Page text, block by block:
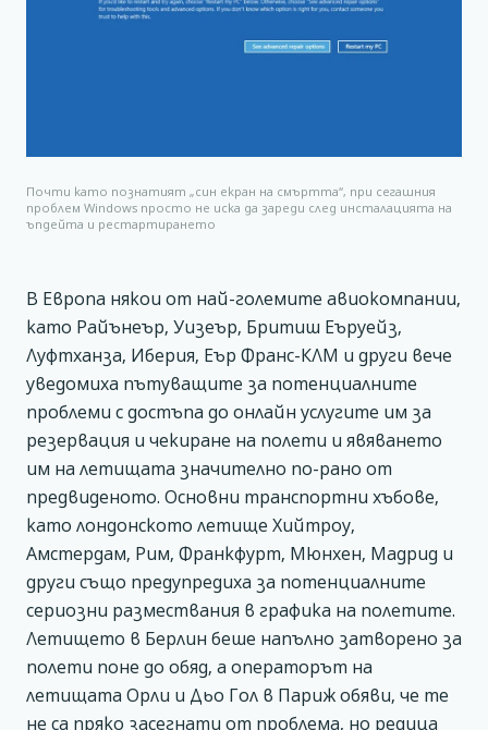
Почти като познатият „син екран на смъртта“, при сегашния
проблем Windows просто не иска да зареди след инсталацията на
ъпдейта и рестартирането
В Европа някои от най-големите авиокомпании,
като Райънеър, Уизеър, Бритиш Еъруейз,
Луфтханза, Иберия, Еър Франс-КЛМ и други вече
уведомиха пътуващите за потенциалните
проблеми с достъпа до онлайн услугите им за
резервация и чекиране на полети и явяването
им на летищата значително по-рано от
предвиденото. Основни транспортни хъбове,
като лондонското летище Хийтроу,
Амстердам, Рим, Франкфурт, Мюнхен, Мадрид и
други също предупредиха за потенциалните
сериозни размествания в графика на полетите.
Летището в Берлин беше напълно затворено за
полети поне до обяд, а операторът на
летищата Орли и Дьо Гол в Париж обяви, че те
не са пряко засегнати от проблема, но редица